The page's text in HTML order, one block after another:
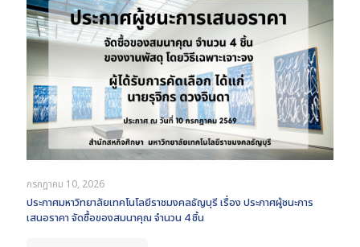
กรกฎาคม 10, 2026
ประกาศมหาวิทยาลัยเทคโนโลยีราชมงคลธัญบุรี เรื่อง ประกาศผู้ชนะการ
เสนอราคา จัดซื้อของสมนาคุณ จำนวน 4 ชิ้น